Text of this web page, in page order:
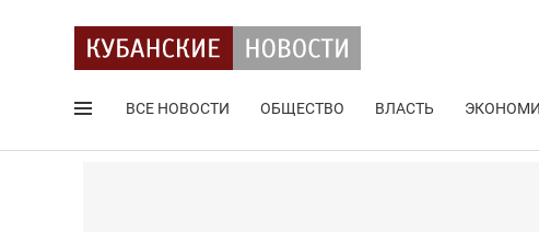
ВСЕ НОВОСТИ ОБЩЕСТВО ВЛАСТЬ